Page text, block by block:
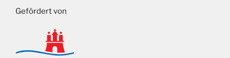
Gefördert von